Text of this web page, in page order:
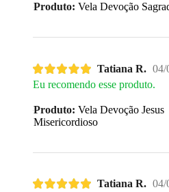
Produto: Vela Devoção
Tatiana R. 04/
Eu recomendo esse produto.
Produto: Vela Devoção Jesus
Misericordioso
Tatiana R. 04/